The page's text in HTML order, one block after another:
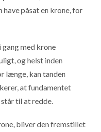
have påsat en krone, for
med krone
og helst inden
længe, kan tanden
at fundamentet
til at redde.
bliver den fremstillet